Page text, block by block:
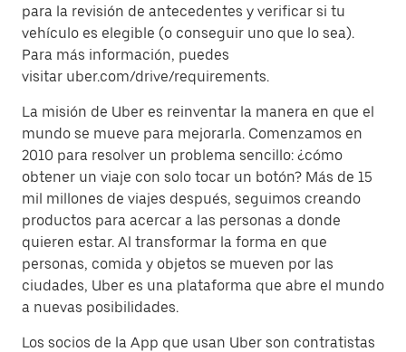
para la revisión de antecedentes y verificar si tu
vehículo es elegible (o conseguir uno que lo sea).
Para más información, puedes
visitar uber.com/drive/requirements.
La misión de Uber es reinventar la manera en que el
mundo se mueve para mejorarla. Comenzamos en
2010 para resolver un problema sencillo: ¿cómo
obtener un viaje con solo tocar un botón? Más de 15
mil millones de viajes después, seguimos creando
productos para acercar a las personas a donde
quieren estar. Al transformar la forma en que
personas, comida y objetos se mueven por las
ciudades, Uber es una plataforma que abre el mundo
a nuevas posibilidades.
Los socios de la App que usan Uber son contratistas